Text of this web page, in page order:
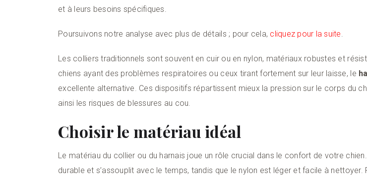
et à leurs besoins spécifiques.
Poursuivons notre analyse avec plus de détails ; pour cela, cliquez pour la suite.
Les colliers traditionnels sont souvent en cuir ou en nylon, matériaux robustes et
chiens ayant des problèmes respiratoires ou ceux tirant fortement sur leur laisse, le
excellente alternative. Ces dispositifs répartissent mieux la pression sur le corps du
ainsi les risques de blessures au cou.
Choisir le matériau idéal
Le matériau du collier ou du harnais joue un rôle crucial dans le confort de votre
durable et s’assouplit avec le temps, tandis que le nylon est léger et facile à nettoyer.